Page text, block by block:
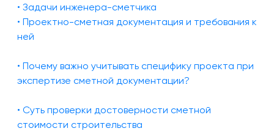
• Задачи инженера-сметчика
• Проектно-сметная документация и требования к
ней
• Почему важно учитывать специфику проекта при
экспертизе сметной документации?
• Суть проверки достоверности сметной
стоимости строительства